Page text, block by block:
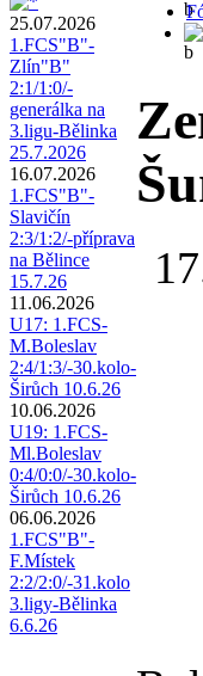
25.07.2026
1.FCS"B"-
Zlín"B"
2:1/1:0/-
generálka na
3.ligu-Bělinka
25.7.2026
16.07.2026
1.FCS"B"-
Slavičín
2:3/1:2/-příprava
na Bělince
15.7.26
11.06.2026
U17: 1.FCS-
M.Boleslav
2:4/1:3/-30.kolo-
Širůch 10.6.26
10.06.2026
U19: 1.FCS-
Ml.Boleslav
0:4/0:0/-30.kolo-
Širůch 10.6.26
06.06.2026
1.FCS"B"-
F.Místek
2:2/2:0/-31.kolo
3.ligy-Bělinka
6.6.26